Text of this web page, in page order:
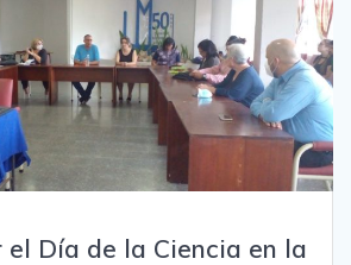
el Día de la Ciencia en la